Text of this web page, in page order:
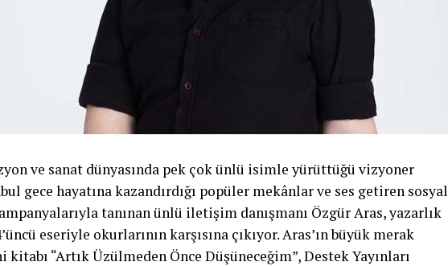
ve sanat dünyasında pek çok ünlü isimle yürüttüğü vizyoner
gece hayatına kazandırdığı popüler mekânlar ve ses getiren sosyal
tanınan ünlü iletişim danışmanı Özgür Aras, yazarlık
eseriyle okurlarının karşısına çıkıyor. Aras’ın büyük merak
kitabı “Artık Üzülmeden Önce Düşüneceğim”, Destek Yayınları